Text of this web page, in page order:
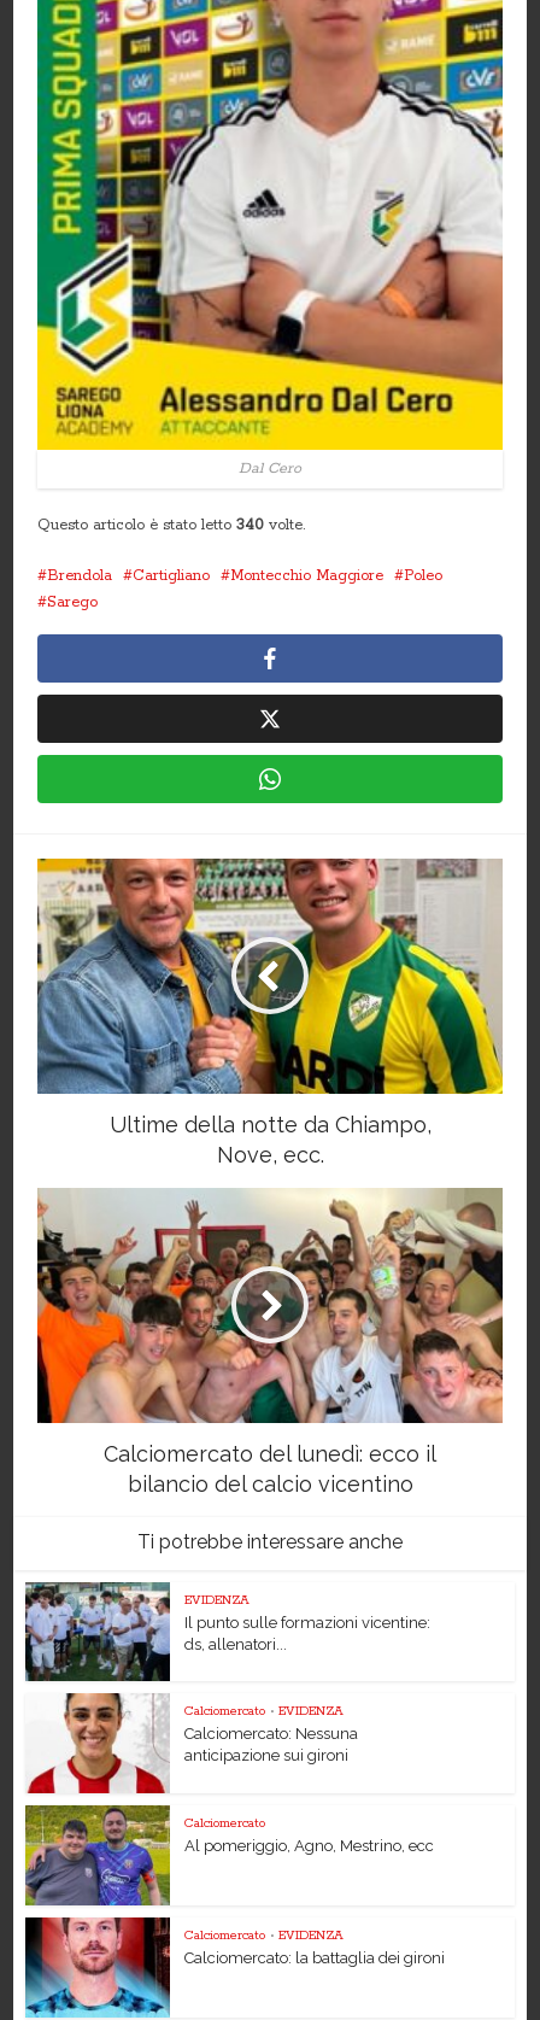
Dal Cero
Questo articolo è stato letto340 volte.
Brendola Cartigliano Montecchio Maggiore
Poleo
Sarego
Ultime della notte da Chiampo,
Nove, ecc.
Calciomercato del lunedì: ecco il
bilancio del calcio vicentino
Ti potrebbe interessare anche
EVIDENZA
Il punto sulle formazioni vicentine:
ds, allenatori...
Calciomercato • EVIDENZA
Calciomercato: Nessuna
anticipazione sui gironi
Calciomercato
Al pomeriggio, Agno, Mestrino, ecc
Calciomercato • EVIDENZA
Calciomercato: la battaglia dei gironi